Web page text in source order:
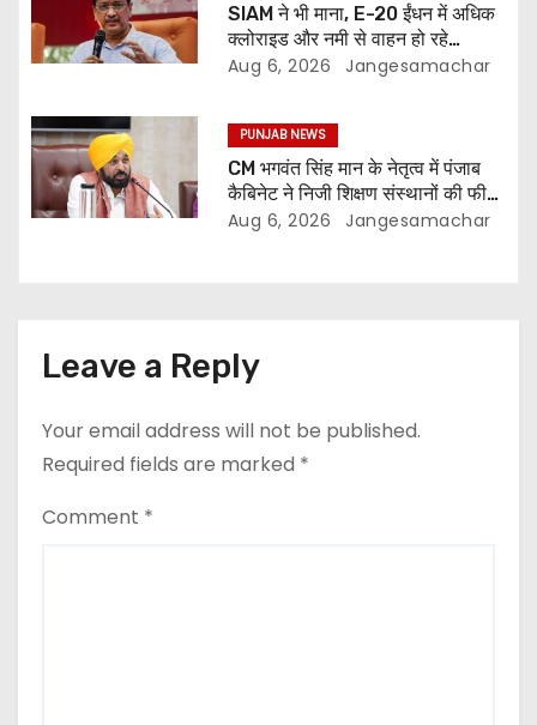
SIAM ने भी माना, E-20 ईंधन में अधिक
क्लोराइड और नमी से वाहन हो रहे
प्रभावित: अरविंद केजरीवाल
Aug 6, 2026 Jangesamachar
PUNJAB NEWS
CM भगवंत सिंह मान के नेतृत्व में पंजाब
कैबिनेट ने निजी शिक्षण संस्थानों की फीस
नियमन (संशोधन) विधेयक-2026 को
Aug 6, 2026 Jangesamachar
Leave a Reply
Your email address will not be published.
Required fields are marked *
Comment *